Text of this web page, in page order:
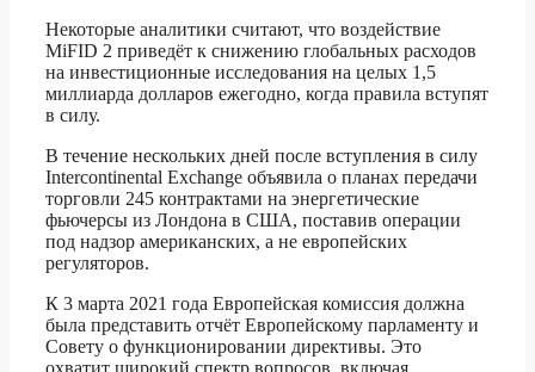
Некоторые аналитики считают, что воздействие
MiFID 2 приведёт к снижению глобальных расходов
на инвестиционные исследования на целых 1,5
миллиарда долларов ежегодно, когда правила вступят
в силу.
В течение нескольких дней после вступления в силу
Intercontinental Exchange объявила о планах передачи
торговли 245 контрактами на энергетические
фьючерсы из Лондона в США, поставив операции
под надзор американских, а не европейских
регуляторов.
К 3 марта 2021 года Европейская комиссия должна
была представить отчёт Европейскому парламенту и
Совету о функционировании директивы. Это
охватит широкий спектр вопросов, включая